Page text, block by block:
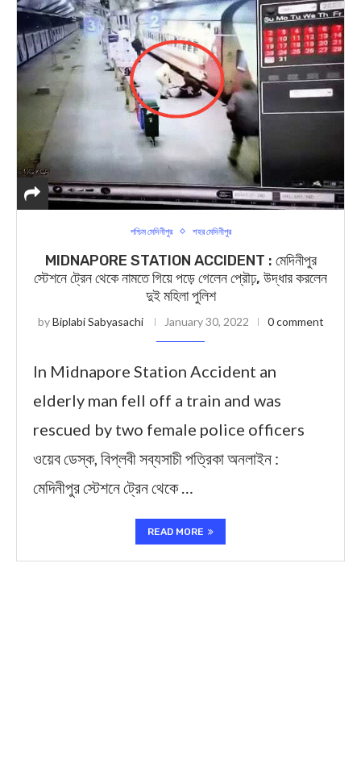
পশ্চিম মেদিনীপুর শহর মেদিনীপুর
MIDNAPORE STATION ACCIDENT : মেদিনীপুর
স্টেশনে ট্রেন থেকে নামতে গিয়ে পড়ে গেলেন প্রৌঢ়, উদ্ধার করলেন
দুই মহিলা পুলিশ
byBiplabi Sabyasachi January 30, 2022 0 comment
In Midnapore Station Accident an
elderly man fell off a train and was
rescued by two female police officers
ওয়েব ডেস্ক, বিপ্লবী সব্যসাচী পত্রিকা অনলাইন :
মেদিনীপুর স্টেশনে ট্রেন থেকে …
READ MORE